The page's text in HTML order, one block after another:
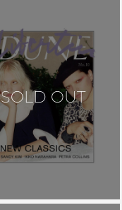
SOLD OUT